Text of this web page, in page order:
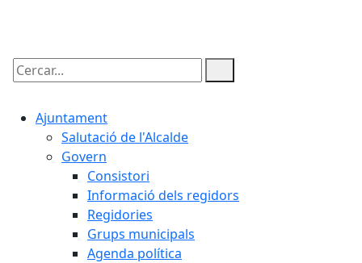
Cercar:
Ajuntament
Salutació de l'Alcalde
Govern
Consistori
Informació dels regidors
Regidories
Grups municipals
Agenda política